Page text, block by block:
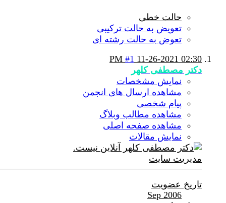
حالت خطی
تعویض به حالت ترکیبی
تعوض به حالت رشته ای
11-26-2021 02:30 PM
#1
دکتر مصطفی کلهر
نمایش مشخصات
مشاهده ارسال های انجمن
پیام شخصی
مشاهده مطالب وبلاگ
مشاهده صفحه اصلی
نمایش مقالات
مدیریت سایت
تاریخ عضویت
Sep 2006